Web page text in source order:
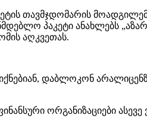
თავმჯდომარის
პაკეტი ანახლებს
აღკვეთას.
დაბლოკონ
ორგანიზაციები